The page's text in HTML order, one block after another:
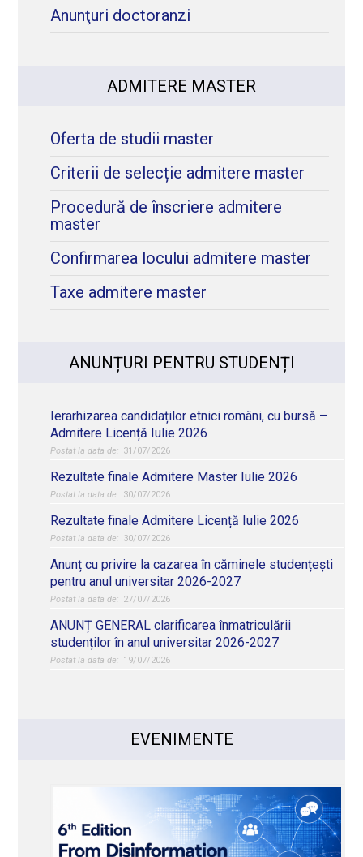
Anunţuri doctoranzi
ADMITERE MASTER
Oferta de studii master
Criterii de selecție admitere master
Procedură de înscriere admitere
master
Confirmarea locului admitere master
Taxe admitere master
ANUNȚURI PENTRU STUDENȚI
Ierarhizarea candidaților etnici români, cu bursă –
Admitere Licență Iulie 2026
31/07/2026
Rezultate finale Admitere Master Iulie 2026
30/07/2026
Rezultate finale Admitere Licență Iulie 2026
30/07/2026
Anunț cu privire la cazarea în căminele studențești
pentru anul universitar 2026-2027
27/07/2026
ANUNȚ GENERAL clarificarea înmatriculării
studenților în anul universitar 2026-2027
19/07/2026
EVENIMENTE